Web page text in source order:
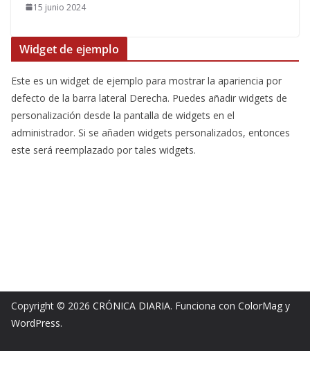
15 junio 2024
Widget de ejemplo
Este es un widget de ejemplo para mostrar la apariencia por
defecto de la barra lateral Derecha. Puedes añadir widgets de
personalización desde la pantalla de widgets en el
administrador. Si se añaden widgets personalizados, entonces
este será reemplazado por tales widgets.
Copyright © 2026 CRÓNICA DIARIA. Funciona con ColorMag y
WordPress.